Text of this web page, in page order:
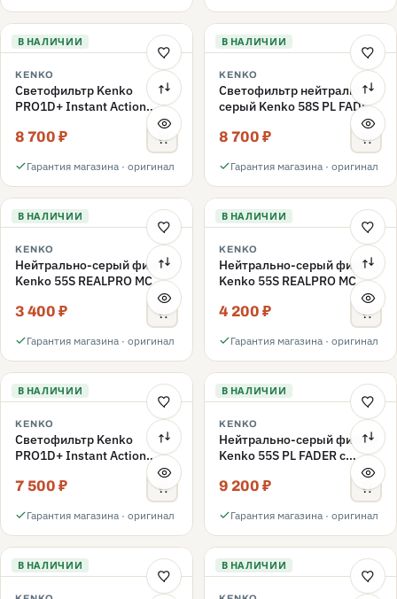
В НАЛИЧИИ
KENKO
Светофильтр Kenko
PRO1D+ Instant Action
Variable NDX3-450+C-PL
переменной плотности
8 700 ₽
Гарантия магазина · оригинал
В НАЛИЧИИ
KENKO
Светофильтр нейтрально-
серый Kenko 58S PL FADER
с переменной плотностью
ND3-ND400 58mm
8 700 ₽
Гарантия магазина · оригинал
В НАЛИЧИИ
KENKO
Нейтрально-серый фильтр
Kenko 55S REALPRO MC
3 400 ₽
Гарантия магазина · оригинал
В НАЛИЧИИ
KENKO
Нейтрально-серый фильтр
Kenko 55S REALPRO MC
4 200 ₽
Гарантия магазина · оригинал
В НАЛИЧИИ
KENKO
Светофильтр Kenko
PRO1D+ Instant Action
Variable NDX3-450+C-PLS
переменной плотности
7 500 ₽
Гарантия магазина · оригинал
В НАЛИЧИИ
KENKO
Нейтрально-серый фильтр
Kenko 55S PL FADER с
переменной плотностью
ND3-ND400 55mm
9 200 ₽
Гарантия магазина · оригинал
В НАЛИЧИИ В НАЛИЧИИ